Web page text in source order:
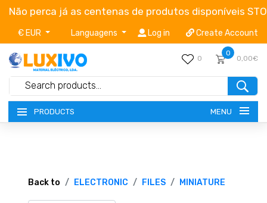
Não perca já as centenas de produtos disponíveis
€ EUR Languagens Log in Create Account
0
0
0,00€
PRODUCTS MENU
TERMS OF SERVICE
Back to ELECTRONIC FILES MINIATURE